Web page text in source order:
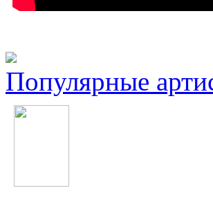
Популярные